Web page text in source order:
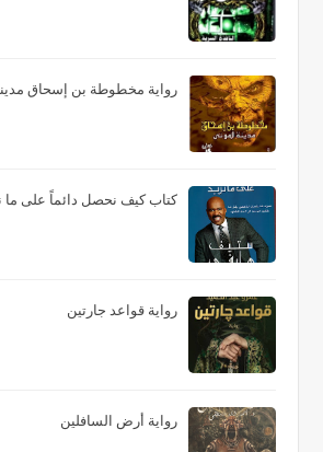
رواية مخطوطة بن إسحاق
كتاب كيف نحصل دائماً على ما
رواية قواعد جارتين
رواية أرض السافلين